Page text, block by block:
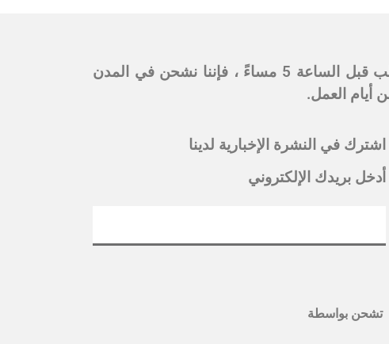
ملحوظة: أوقات التسليم من 6 مساءً إلى 9 مساءً في نفس اليوم في العاصمة الرياض. إذا كان الطلب قبل الساعة 5 مساءً ، فإننا نشحن في المدن
اشترك في النشرة الإخبارية لدينا
أدخل بريدك الإلكتروني
تشحن بواسطة